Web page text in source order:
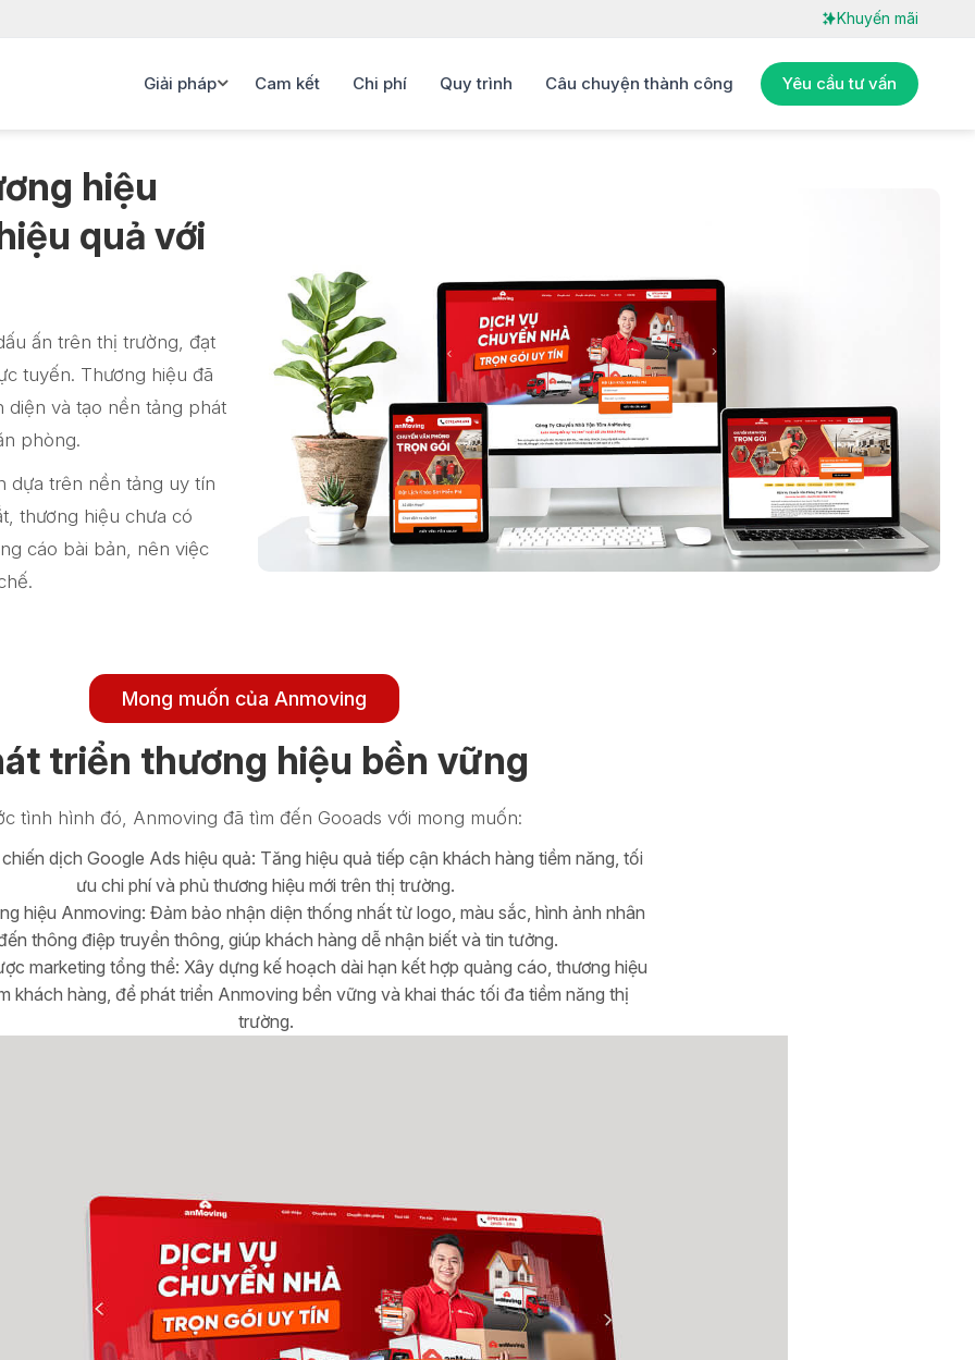
Khuyến mãi
Giải pháp Cam kết Chi phí Quy trình Câu chuyện thành công Yêu cầu tư vấn
hiệu
quả với
ấn trên thị trường, đạt
tuyến. Thương hiệu đã
diện và tạo nền tảng phát
phòng.
dựa trên nền tảng uy tín
thương hiệu chưa có
cáo bài bản, nên việc
Mong muốn của Anmoving
triển thương hiệu bền vững
tình hình đó, Anmoving đã tìm đến Gooads với mong muốn:
dịch Google Ads hiệu quả: Tăng hiệu quả tiếp cận khách hàng tiềm năng, tối
ưu chi phí và phủ thương hiệu mới trên thị trường.
hiệu Anmoving: Đảm bảo nhận diện thống nhất từ logo, màu sắc, hình ảnh nhân
thông điệp truyền thông, giúp khách hàng dễ nhận biết và tin tưởng.
marketing tổng thể: Xây dựng kế hoạch dài hạn kết hợp quảng cáo, thương hiệu
khách hàng, để phát triển Anmoving bền vững và khai thác tối đa tiềm năng thị
trường.